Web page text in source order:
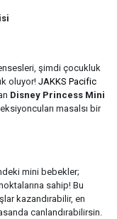
şimdi çocukluk
oluyor! JAKKS Pacific
Disney Princess Mini
masalsı bir
mini bebekler;
sahip! Bu
kazandırabilir, en
canlandırabilirsin.